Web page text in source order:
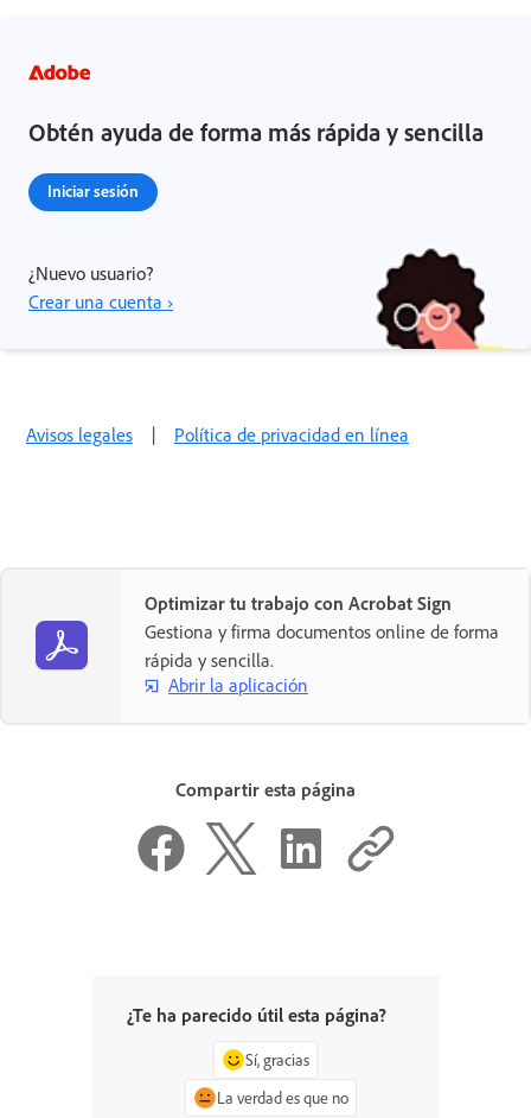
Obtén ayuda de forma más rápida y sencilla
Iniciar sesión
¿Nuevo usuario?
Crear una cuenta ›
Avisos legales | Política de privacidad en línea
Optimizar tu trabajo con Acrobat Sign
Gestiona y firma documentos online de forma
rápida y sencilla.
Abrir la aplicación
Compartir esta página
¿Te ha parecido útil esta página?
Sí, gracias
La verdad es que no